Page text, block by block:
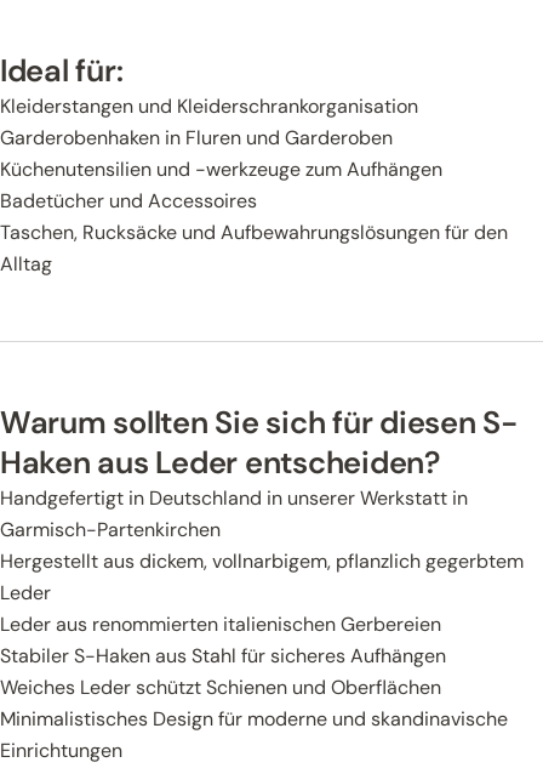
Ideal für:
Kleiderstangen und Kleiderschrankorganisation
Garderobenhaken in Fluren und Garderoben
Küchenutensilien und -werkzeuge zum Aufhängen
Badetücher und Accessoires
Taschen, Rucksäcke und Aufbewahrungslösungen für den
Alltag
Warum sollten Sie sich für diesen S-
Haken aus Leder entscheiden?
Handgefertigt in Deutschland in unserer Werkstatt in
Garmisch-Partenkirchen
Hergestellt aus dickem, vollnarbigem, pflanzlich gegerbtem
Leder
Leder aus renommierten italienischen Gerbereien
Stabiler S-Haken aus Stahl für sicheres Aufhängen
Weiches Leder schützt Schienen und Oberflächen
Minimalistisches Design für moderne und skandinavische
Einrichtungen